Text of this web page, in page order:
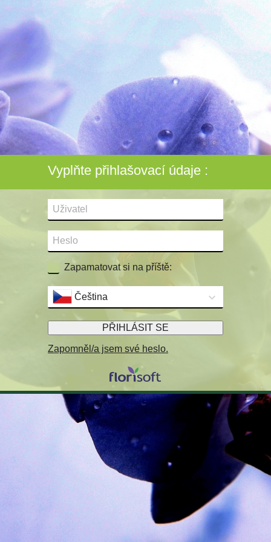
Vyplňte přihlašovací údaje :
Zapamatovat si na příště:
Čeština
PŘIHLÁSIT SE
Zapomněl/a jsem své heslo.